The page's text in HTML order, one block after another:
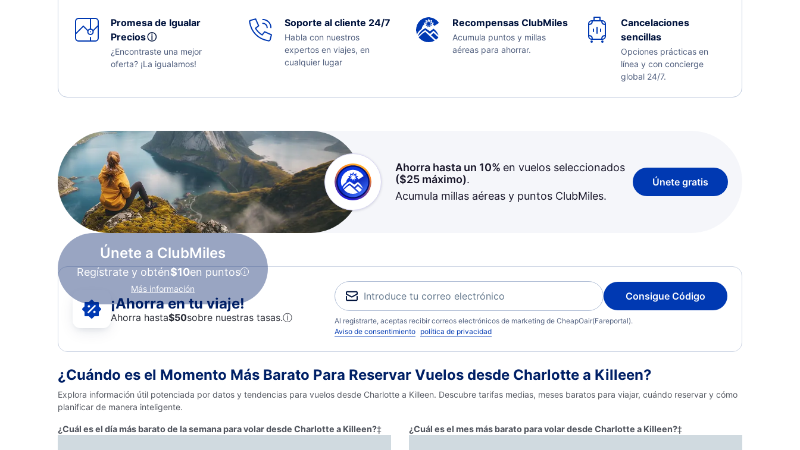
Promesa de Igualar
Preciosⓘ
¿Encontraste una mejor
oferta? ¡La igualamos!
Soporte al cliente 24/7
Habla con nuestros
expertos en viajes, en
cualquier lugar
Recompensas ClubMiles
Acumula puntos y millas
aéreas para ahorrar.
Cancelaciones
sencillas
Opciones prácticas en
línea y con concierge
global 24/7.
Únete a ClubMiles
Regístrate y obtén$10en puntos
Más información
Ahorra hasta un 10% en vuelos seleccionados
($25máximo).
Acumula millas aéreas y puntos ClubMiles.
Únete gratis
¡Ahorra en tu viaje!
Ahorra hasta$50sobre nuestras tasas.ⓘ
Consigue Código
Al registrarte, aceptas recibir correos electrónicos de marketing de CheapOair(Fareportal).
Aviso de consentimiento política de privacidad
¿Cuándo es el Momento Más Barato Para Reservar Vuelos desde Charlotte a Killeen?
Explora información útil potenciada por datos y tendencias para vuelos desde Charlotte a Killeen. Descubre tarifas medias, meses baratos para viajar, cuándo reservar y cómo
planificar de manera inteligente.
¿Cuál es el día más barato de la semana para volar desde Charlotte a Killeen?‡ ¿Cuál es el mes más barato para volar desde Charlotte a Killeen?‡